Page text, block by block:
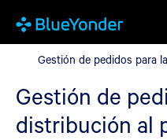
Gestión de pedidos para la
Gestión de pedidos para
Gestión de
distribución al